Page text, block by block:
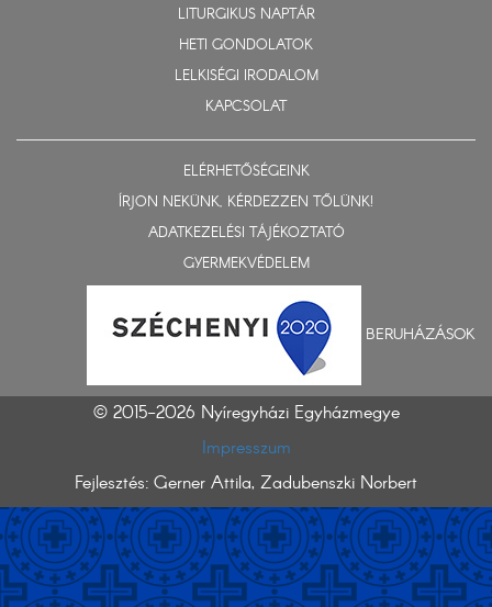
LITURGIKUS NAPTÁR
HETI GONDOLATOK
LELKISÉGI IRODALOM
KAPCSOLAT
ELÉRHETŐSÉGEINK
ÍRJON NEKÜNK, KÉRDEZZEN TŐLÜNK!
ADATKEZELÉSI TÁJÉKOZTATÓ
GYERMEKVÉDELEM
BERUHÁZÁSOK
© 2015-2026 Nyíregyházi Egyházmegye
Impresszum
Fejlesztés: Gerner Attila, Zadubenszki Norbert